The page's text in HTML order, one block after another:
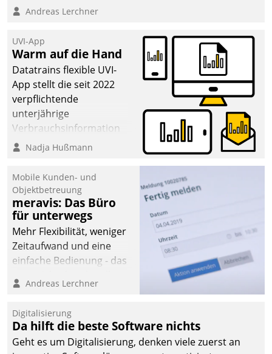
Andreas Lerchner
UVI-App
Warm auf die Hand
Datatrains flexible UVI-
App stellt die seit 2022
verpflichtende
unterjährige
Verbrauchsinformation
schnell, zuverlässig und
Die monatlichen
Mitteilungen zum
Heizungs- und
Wasserverbrauch gehen
automatisiert, vollständig
und auf Wunsch über
mehrere zuvor
Kommunikationswege bei
Nadja Hußmann
Mobile Kunden- und
Objektbetreuung
meravis: Das Büro
für unterwegs
Mehr Flexibilität, weniger
Zeitaufwand und eine
einfache Bedienung - das
Cockpit für mobile
Datatrain. Die meravis
Wohnungsbau- und
Immobilien GmbH hat
Andreas Lerchner
Digitalisierung
Da hilft die beste Software nichts
Geht es um Digitalisierung, denken viele zuerst an